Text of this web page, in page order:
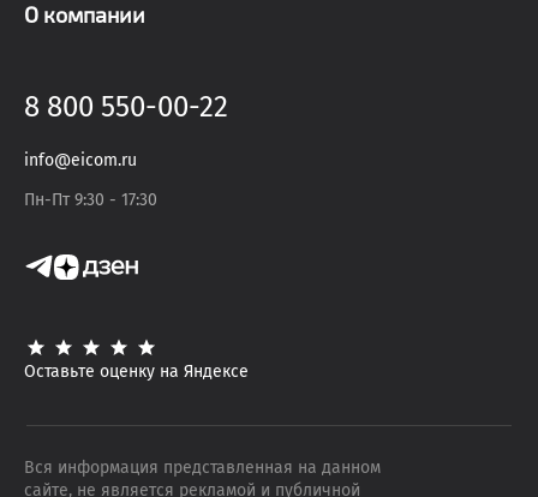
О компании
8 800 550-00-22
info@eicom.ru
Пн-Пт 9:30 - 17:30
Оставьте оценку на Яндексе
Вся информация представленная на данном
сайте, не является рекламой и публичной